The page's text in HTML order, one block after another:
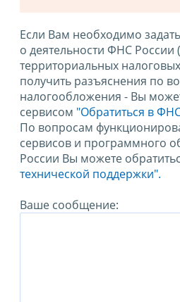
Если Вам необходимо
о деятельности ФНС России
территориальных
получить разъяснения по
налогообложения - Вы
сервисом "Обратиться в
По вопросам
сервисов и программного
России Вы можете
технической поддержки".
Ваше сообщение: